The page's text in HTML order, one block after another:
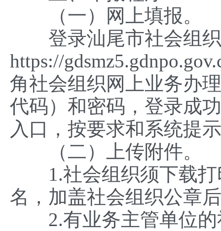
（一）网上填报。
登录汕尾市社会组织
https://
角社会组织网上业务办
代码）和密码，登录成
入口，按要求和系统提
（二）上传附件。
1.社会组织须下载打
名，加盖社会组织公章
2.有业务主管单位的